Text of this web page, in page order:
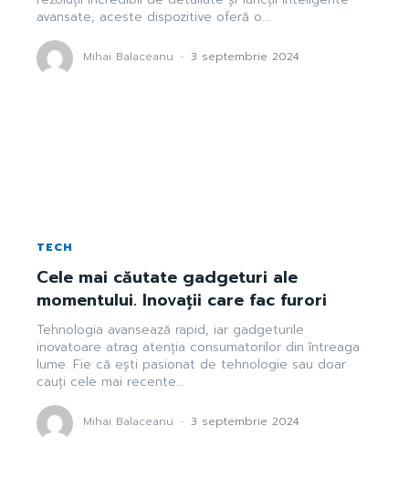
avansate, aceste dispozitive oferă o...
Mihai Balaceanu - 3 septembrie 2024
TECH
Cele mai căutate gadgeturi ale
momentului. Inovații care fac furori
Tehnologia avansează rapid, iar gadgeturile
inovatoare atrag atenția consumatorilor din întreaga
lume. Fie că ești pasionat de tehnologie sau doar
cauți cele mai recente...
Mihai Balaceanu - 3 septembrie 2024